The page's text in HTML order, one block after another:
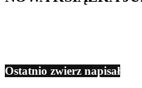
Ostatnio zwierz napisał